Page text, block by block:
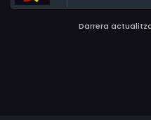
Darrera